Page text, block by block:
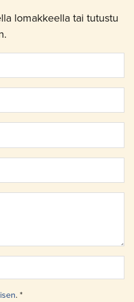
lomakkeella tai tutustu
. *